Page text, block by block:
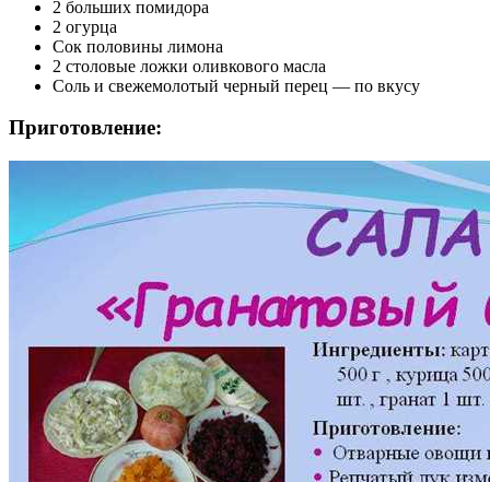
2 больших помидора
2 огурца
Сок половины лимона
2 столовые ложки оливкового масла
Соль и свежемолотый черный перец — по вкусу
Приготовление: